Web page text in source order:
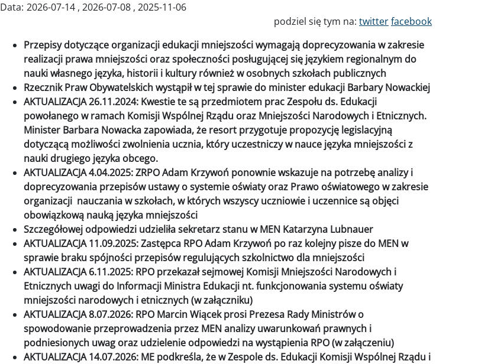
Data: 2026-07-14 2026-07-08 2025-11-06
podziel się tym na: twitterfacebook
Przepisy dotyczące organizacji edukacji mniejszości wymagają doprecyzowania w zakresie
realizacji prawa mniejszości oraz społeczności posługującej się językiem regionalnym do
nauki własnego języka, historii i kultury również w osobnych szkołach publicznych
Rzecznik Praw Obywatelskich wystąpił w tej sprawie do minister edukacji Barbary Nowackiej
AKTUALIZACJA 26.11.2024: Kwestie te są przedmiotem prac Zespołu ds. Edukacji
powołanego w ramach Komisji Wspólnej Rządu oraz Mniejszości Narodowych i Etnicznych.
Minister Barbara Nowacka zapowiada, że resort przygotuje propozycję legislacyjną
dotyczącą możliwości zwolnienia ucznia, który uczestniczy w nauce języka mniejszości z
nauki drugiego języka obcego.
AKTUALIZACJA 4.04.2025: ZRPO Adam Krzywoń ponownie wskazuje na potrzebę analizy i
doprecyzowania przepisów ustawy o systemie oświaty oraz Prawo oświatowego w zakresie
organizacji nauczania w szkołach, w których wszyscy uczniowie i uczennice są objęci
obowiązkową nauką języka mniejszości
Szczegółowej odpowiedzi udzieliła sekretarz stanu w MEN Katarzyna Lubnauer
AKTUALIZACJA 11.09.2025: Zastępca RPO Adam Krzywoń po raz kolejny pisze do MEN w
sprawie braku spójności przepisów regulujących szkolnictwo dla mniejszości
AKTUALIZACJA 6.11.2025: RPO przekazał sejmowej Komisji Mniejszości Narodowych i
Etnicznych uwagi do Informacji Ministra Edukacji nt. funkcjonowania systemu oświaty
mniejszości narodowych i etnicznych (w załączniku)
AKTUALIZACJA 8.07.2026: RPO Marcin Wiącek prosi Prezesa Rady Ministrów o
spowodowanie przeprowadzenia przez MEN analizy uwarunkowań prawnych i
podniesionych uwag oraz udzielenie odpowiedzi na wystąpienia RPO (w załączeniu)
AKTUALIZACJA 14.07.2026: ME podkreśla, że w Zespole ds. Edukacji Komisji Wspólnej Rządu i